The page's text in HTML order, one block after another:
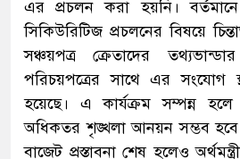
এর প্রচলন করা হয়নি।
সিকিউরিটিজ প্রচলনের বিষয়ে
সঞ্চয়পত্র ক্রেতাদের
পরিচয়পত্রের সাথে এর সংযোগ
হয়েছে। এ কার্যক্রম সম্পন্ন হলে
অধিকতর শৃঙ্খলা আনয়ন সম্ভব
বাজেট প্রস্তাবনা শেষ হলেও